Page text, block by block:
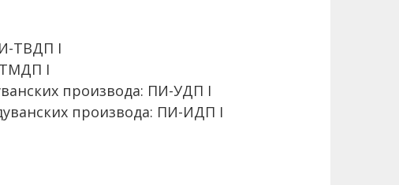
ТВДП I
ТМДП I
производа: ПИ-УДП I
производа: ПИ-ИДП I